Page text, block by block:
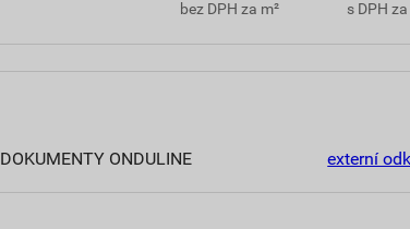
bez DPH za m² s DPH za
DOKUMENTY ONDULINE externí